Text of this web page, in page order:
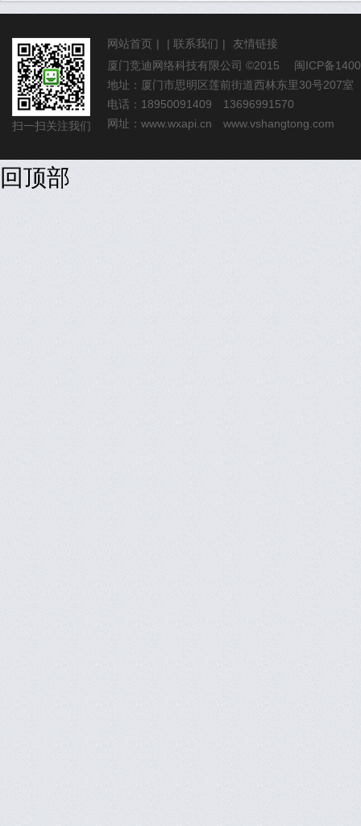
扫一扫关注我们
网站首页 | | 联系我们 |
友情链接
厦门竞迪网络科技有限公司 ©2015 闽ICP备
地址：厦门市思明区莲前街道西林东里30号207室
电话：18950091409 13696991570
网址： www.wxapi.cn www.vshangtong.com
回顶部